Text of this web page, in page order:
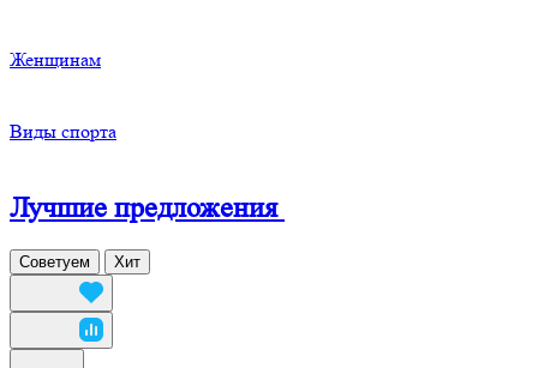
Женщинам
Виды спорта
Лучшие предложения
Советуем Хит